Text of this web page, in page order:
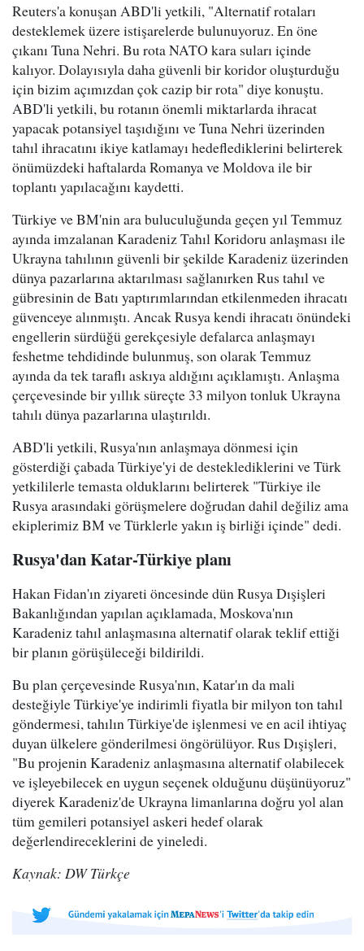
Reuters'a konuşan ABD'li yetkili, "Alternatif rotaları
desteklemek üzere istişarelerde bulunuyoruz. En öne
çıkanı Tuna Nehri. Bu rota NATO kara suları içinde
kalıyor. Dolayısıyla daha güvenli bir koridor oluşturduğu
için bizim açımızdan çok cazip bir rota" diye konuştu.
ABD'li yetkili, bu rotanın önemli miktarlarda ihracat
yapacak potansiyel taşıdığını ve Tuna Nehri üzerinden
tahıl ihracatını ikiye katlamayı hedeflediklerini belirterek
önümüzdeki haftalarda Romanya ve Moldova ile bir
toplantı yapılacağını kaydetti.
Türkiye ve BM'nin ara buluculuğunda geçen yıl Temmuz
ayında imzalanan Karadeniz Tahıl Koridoru anlaşması ile
Ukrayna tahılının güvenli bir şekilde Karadeniz üzerinden
dünya pazarlarına aktarılması sağlanırken Rus tahıl ve
gübresinin de Batı yaptırımlarından etkilenmeden ihracatı
güvenceye alınmıştı. Ancak Rusya kendi ihracatı önündeki
engellerin sürdüğü gerekçesiyle defalarca anlaşmayı
feshetme tehdidinde bulunmuş, son olarak Temmuz
ayında da tek taraflı askıya aldığını açıklamıştı. Anlaşma
çerçevesinde bir yıllık süreçte 33 milyon tonluk Ukrayna
tahılı dünya pazarlarına ulaştırıldı.
ABD'li yetkili, Rusya'nın anlaşmaya dönmesi için
gösterdiği çabada Türkiye'yi de desteklediklerini ve Türk
yetkililerle temasta olduklarını belirterek "Türkiye ile
Rusya arasındaki görüşmelere doğrudan dahil değiliz ama
ekiplerimiz BM ve Türklerle yakın iş birliği içinde" dedi.
Rusya'dan Katar-Türkiye planı
Hakan Fidan'ın ziyareti öncesinde dün Rusya Dışişleri
Bakanlığından yapılan açıklamada, Moskova'nın
Karadeniz tahıl anlaşmasına alternatif olarak teklif ettiği
bir planın görüşüleceği bildirildi.
Bu plan çerçevesinde Rusya'nın, Katar'ın da mali
desteğiyle Türkiye'ye indirimli fiyatla bir milyon ton tahıl
göndermesi, tahılın Türkiye'de işlenmesi ve en acil ihtiyaç
duyan ülkelere gönderilmesi öngörülüyor. Rus Dışişleri,
"Bu projenin Karadeniz anlaşmasına alternatif olabilecek
ve işleyebilecek en uygun seçenek olduğunu düşünüyoruz"
diyerek Karadeniz'de Ukrayna limanlarına doğru yol alan
tüm gemileri potansiyel askeri hedef olarak
değerlendireceklerini de yineledi.
Kaynak: DW Türkçe